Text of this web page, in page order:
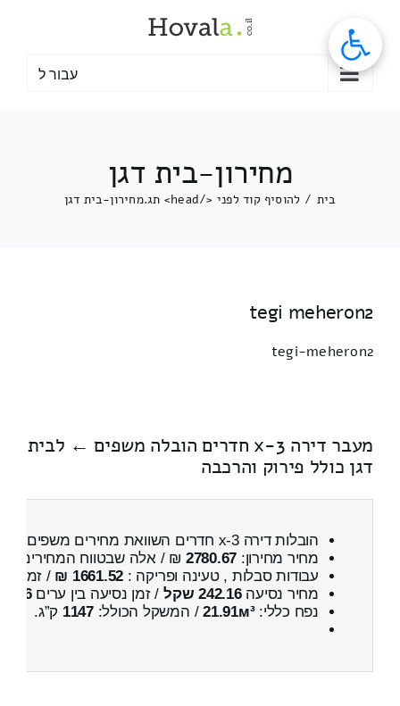
עבור ל
מחירון-בית דגן
בית / להוסיף קוד לפני </head> תג. מחירון-בית דגן
tegi meheron2
tegi-meheron2
מעבר דירה 3-x חדרים הובלה משפים ← לבית
דגן כולל פירוק והרכבה
הובלות דירה 3-x חדרים השוואת מחירים משפים ← לבית דגן
מחיר מחירון: 2780.67 ₪ / אלה שבטווח המחירים
עבודות סבלות , טעינה ופריקה : 1661.52 ₪ / זמן :
מחיר נסיעה242.16 שקל / זמן נסיעה בין ערים26 דקות
נפח כללי:21.91м³/ המשקל הכולל:1147 ק”ג.